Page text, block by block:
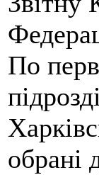
По
обрані